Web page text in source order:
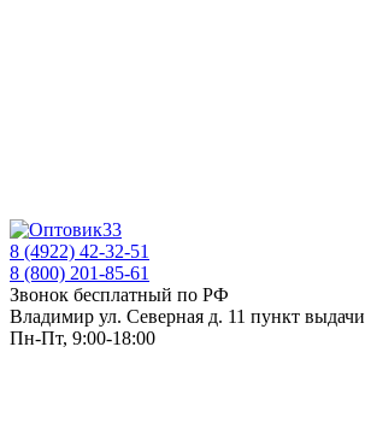
8 (4922) 42-32-51
8 (800) 201-85-61
Звонок бесплатный по РФ
Владимир ул. Северная д. 11 пункт выдачи
Пн-Пт, 9:00-18:00